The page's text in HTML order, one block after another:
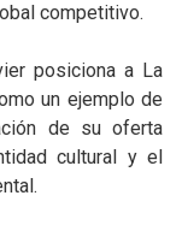
competitivo.
posiciona a La
un ejemplo de
de su oferta
cultural y el